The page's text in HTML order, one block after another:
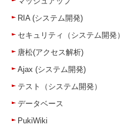
RIA (システム開発)
セキュリティ（システム開発）
唐松(アクセス解析)
Ajax (システム開発)
テスト（システム開発）
データベース
PukiWiki